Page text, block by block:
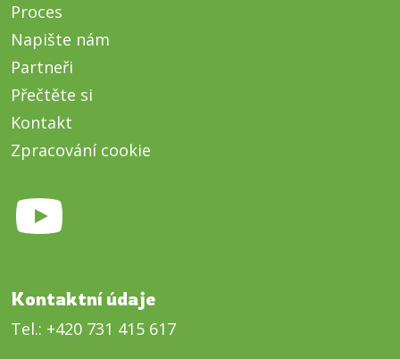
Proces
Napište nám
Partneři
Přečtěte si
Kontakt
Zpracování cookie
Kontaktní údaje
Tel.: +420 731 415 617